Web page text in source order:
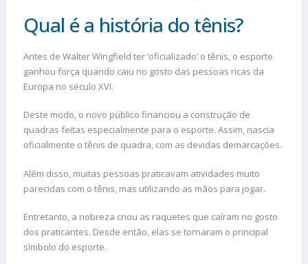
Qual é a história do tênis?
Antes de Walter Wingfield ter ‘oficializado’ o tênis, o esporte
ganhou força quando caiu no gosto das pessoas ricas da
Europa no século XVI.
Deste modo, o novo público financiou a construção de
quadras feitas especialmente para o esporte. Assim, nascia
oficialmente o tênis de quadra, com as devidas demarcações.
Além disso, muitas pessoas praticavam atividades muito
parecidas com o tênis, mas utilizando as mãos para jogar.
Entretanto, a nobreza criou as raquetes que caíram no gosto
dos praticantes. Desde então, elas se tornaram o principal
símbolo do esporte.